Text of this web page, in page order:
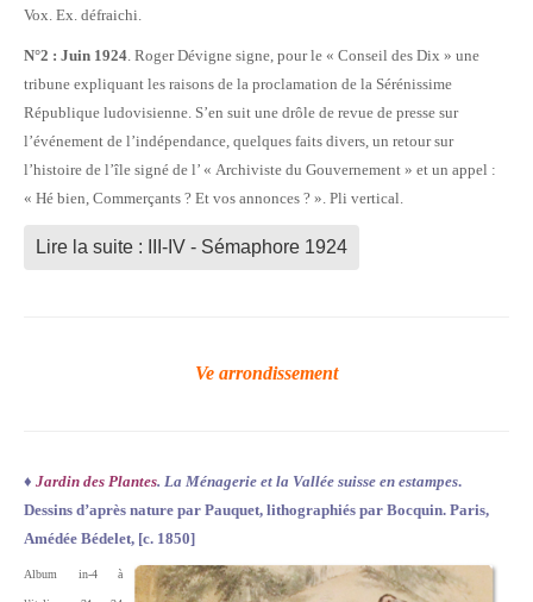
Vox. Ex. défraichi.
N°2 : Juin 1924 . Roger Dévigne signe, pour le « Conseil des Dix » une
tribune expliquant les raisons de la proclamation de la Sérénissime
République ludovisienne. S’en suit une drôle de revue de presse sur
l’événement de l’indépendance, quelques faits divers, un retour sur
l’histoire de l’île signé de l’ « Archiviste du Gouvernement » et un appel :
« Hé bien, Commerçants ? Et vos annonces ? ». Pli vertical.
Lire la suite : III-IV - Sémaphore 1924
Ve arrondissement
♦ Jardin des Plantes. La Ménagerie et la Vallée suisse en estampes.
Dessins d’après nature par Pauquet, lithographiés par Bocquin. Paris,
Amédée Bédelet, [c. 1850]
Album in-4 à